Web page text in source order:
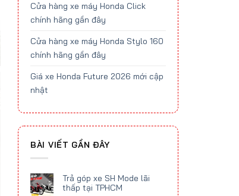
Cửa hàng xe máy Honda Click
chính hãng gần đây
Cửa hàng xe máy Honda Stylo 160
chính hãng gần đây
Giá xe Honda Future 2026 mới cập
nhật
BÀI VIẾT GẦN ĐÂY
Trả góp xe SH Mode lãi
thấp tại TPHCM